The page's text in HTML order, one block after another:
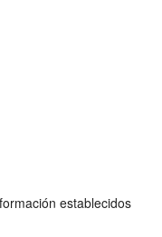
establecidos